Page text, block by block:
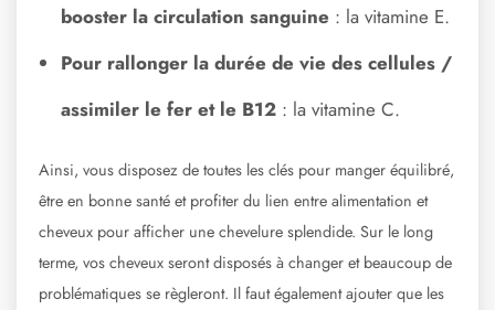
booster la circulation sanguine : la vitamine E.
Pour rallonger la durée de vie des cellules /
assimiler le fer et le B12 : la vitamine C.
Ainsi, vous disposez de toutes les clés pour manger équilibré,
être en bonne santé et profiter du lien entre alimentation et
cheveux pour afficher une chevelure splendide. Sur le long
terme, vos cheveux seront disposés à changer et beaucoup de
problématiques se règleront. Il faut également ajouter que les